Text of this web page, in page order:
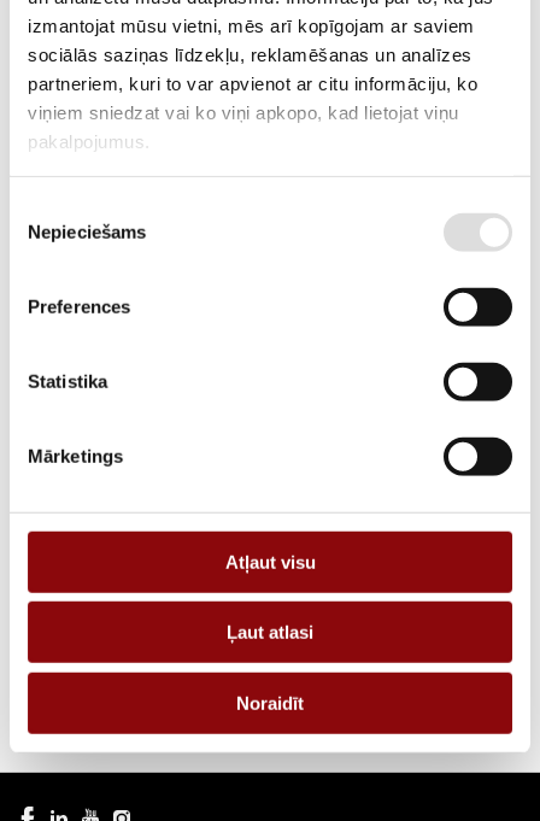
izmantojat mūsu vietni, mēs arī kopīgojam ar saviem
sociālās saziņas līdzekļu, reklamēšanas un analīzes
partneriem, kuri to var apvienot ar citu informāciju, ko
viņiem sniedzat vai ko viņi apkopo, kad lietojat viņu
pakalpojumus.
izvēle
Nepieciešams
Preferences
Statistika
Mārketings
Atļaut visu
Ļaut atlasi
Noraidīt
📅 03/04/2023
Mēs piedalījāmies ”Elfack” izstādē, kura norisinājās no 9. -12.maijam,
ATPAKAĻ
KOHLER tirgum piedāvās jaunu produktu
Energolukss atklāj savu uzlāžu tīklu!